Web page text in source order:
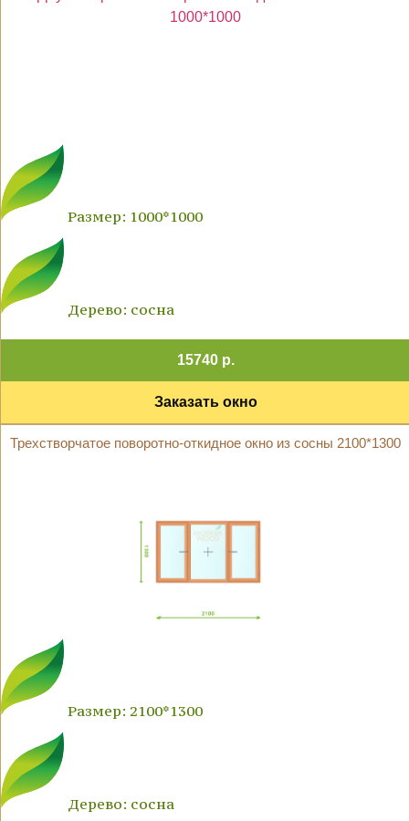
Размер: 1000*1000
Дерево: сосна
15740 р.
Заказать окно
Трехстворчатое поворотно-откидное окно из сосны 2100*1300
Размер: 2100*1300
Дерево: сосна